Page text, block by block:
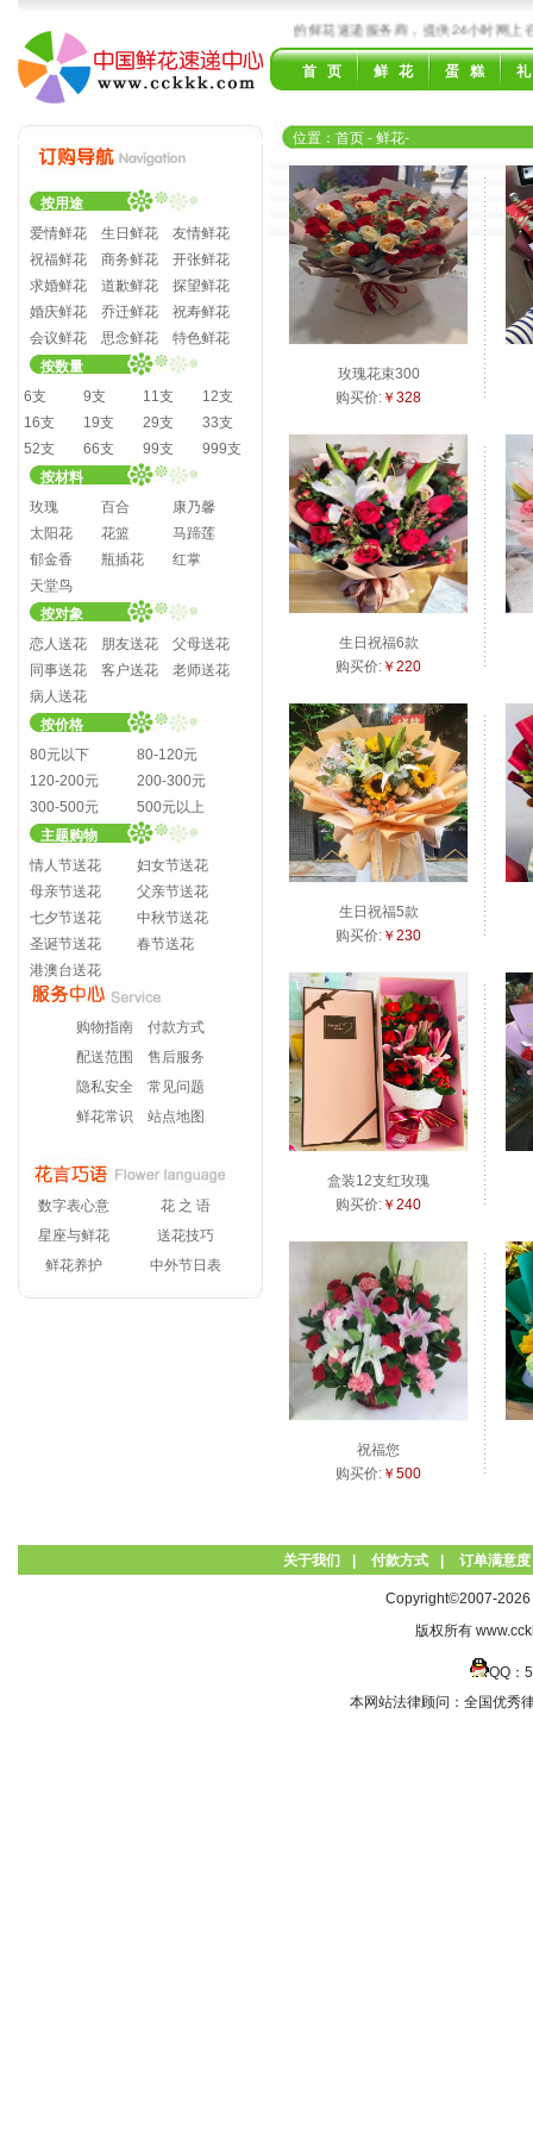
3小时送达全国3000多个城市！国内领先的鲜花速递服务商，提供24小时网上在
首 页 鲜 花 蛋 糕
按用途
爱情鲜花
生日鲜花
友情鲜花
祝福鲜花
商务鲜花
开张鲜花
求婚鲜花
道歉鲜花
探望鲜花
婚庆鲜花
乔迁鲜花
祝寿鲜花
会议鲜花
思念鲜花
特色鲜花
按数量
6支
9支 11支
12支
16支
19支 29支
33支
52支
66支 99支
999支
按材料
玫瑰
百合
康乃馨
太阳花
花篮
马蹄莲
郁金香
瓶插花
红掌
天堂鸟
按对象
恋人送花
朋友送花
父母送花
同事送花
客户送花
老师送花
病人送花
按价格
80元以下
80-120元
120-200元
200-300元
300-500元
500元以上
主题购物
情人节送花
妇女节送花
母亲节送花
父亲节送花
七夕节送花
中秋节送花
圣诞节送花
春节送花
港澳台送花
购物指南
付款方式
配送范围
售后服务
隐私安全
常见问题
鲜花常识
站点地图
数字表心意
花 之 语
星座与鲜花
送花技巧
鲜花养护
中外节日表
位置： 首页 - 鲜花-
玫瑰花束300
购买价: ￥328
生日祝福6款
购买价: ￥220
生日祝福5款
购买价: ￥230
盒装12支红玫瑰
购买价: ￥240
祝福您
购买价: ￥500
关于我们 付款方式 订单满意度
Copyright©2007-2026
版权所有
QQ
本网站法律顾问：全国优秀